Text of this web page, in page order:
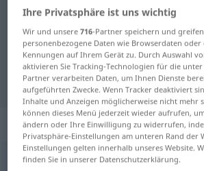
Spanisch-Deutsch
"texto"
"texto" Deutsch
„texto“: masculino
texto [ˈtesto]m
Ihre Privatsphäre ist uns wichtig
Wir und unsere716-Partner speichern und
personenbezogene Daten wie Browserdaten
Kennungen auf Ihrem Gerät zu. Durch Auswahl
aktivieren Sie Tracking-Technologien für die
Partner verarbeiten Daten, um Ihnen Dienste
aufgeführten Zwecke. Wenn Tracker deaktiviert
Inhalte und Anzeigen möglicherweise nicht mehr
können dieses Menü jederzeit wieder aufrufen,
ändern oder Ihre Einwilligung zu widerrufen,
Privatsphäre-Einstellungen am unteren Rand der
Einstellungen gelten innerhalb unseres Website.
finden Sie in unserer Datenschutzerklärung.